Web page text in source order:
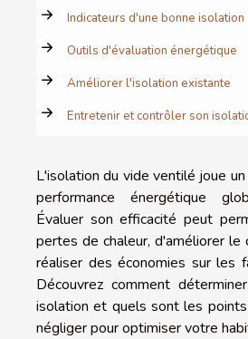
Indicateurs d'une bonne isolation
Outils d'évaluation énergétique
Améliorer l'isolation existante
Entretenir et contrôler son
L'isolation du vide ventilé joue
performance énergétique
Évaluer son efficacité peut
pertes de chaleur, d'améliorer
réaliser des économies sur les
Découvrez comment
isolation et quels sont les
négliger pour optimiser votre